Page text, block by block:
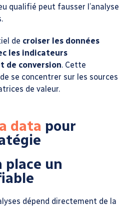
qualifié peut fausser l’analyse
de croiser les données
les indicateurs
de conversion. Cette
se concentrer sur les sources
de valeur.
data pour
un
dépend directement de la